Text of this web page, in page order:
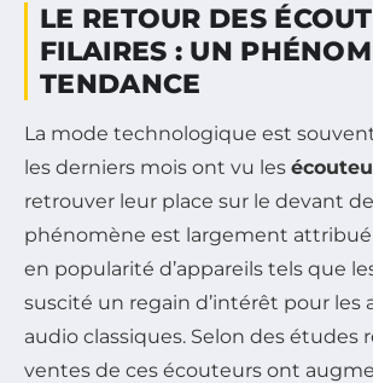
LE RETOUR DES
FILAIRES : UN
TENDANCE
La mode technologique est
les derniers mois ont vu les
retrouver leur place sur le devant de
phénomène est largement
en popularité d’appareils tels que
suscité un regain d’intérêt pour les
audio classiques. Selon des études
ventes de ces écouteurs ont